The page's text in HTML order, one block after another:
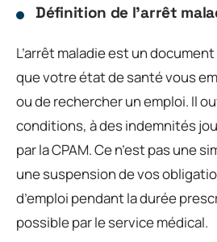
Définition de l’arrêt
L’arrêt maladie est un
que votre état de santé vous
ou de rechercher un emploi. Il
conditions, à des indemnités
par la CPAM. Ce n’est pas une
une suspension de vos
d’emploi pendant la durée
possible par le service médical.